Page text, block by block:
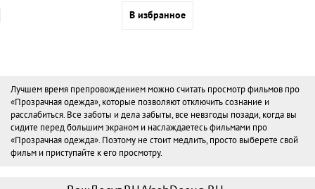
В избранное
Лучшем время препровождением можно считать просмотр фильмов про
«Прозрачная одежда», которые позволяют отключить сознание и
расслабиться. Все заботы и дела забыты, все невзгоды позади, когда вы
сидите перед большим экраном и наслаждаетесь фильмами про
«Прозрачная одежда». Поэтому не стоит медлить, просто выберете свой
фильм и приступайте к его просмотру.